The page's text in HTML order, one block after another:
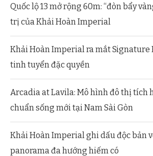
Quốc lộ 13 mở rộng 60m: “đòn bẩy
trị của Khải Hoàn Imperial
Khải Hoàn Imperial ra mắt Signature
tinh tuyển đặc quyền
Arcadia at Lavila: Mô hình đô thị tích
chuẩn sống mới tại Nam Sài Gòn
Khải Hoàn Imperial ghi dấu độc bản
panorama đa hướng hiếm có